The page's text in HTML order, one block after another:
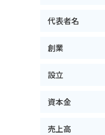
代表者名
創業
設立
資本金
売上高